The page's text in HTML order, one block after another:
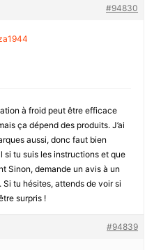
#94830
à froid peut être efficace
ça dépend des produits. J’ai
aussi, donc faut bien
si tu suis les instructions et que
Sinon, demande un avis à un
Si tu hésites, attends de voir si
surpris !
#94839